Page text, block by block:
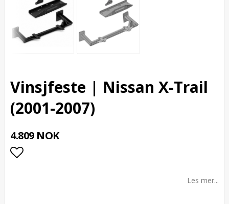
Vinsjfeste | Nissan X-Trail
(2001-2007)
4.809 NOK
Les mer...